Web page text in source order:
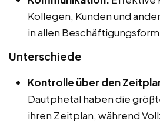
Kollegen, Kunden und
in allen
Unterschiede
Kontrolle über den
Dautphetal haben die
ihren Zeitplan, während